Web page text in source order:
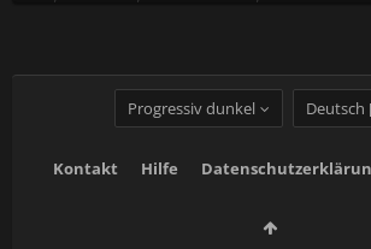
Progressiv dunkel Deutsch
Kontakt Hilfe